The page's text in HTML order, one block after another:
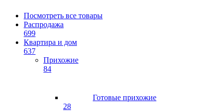
Посмотреть все товары
Распродажа
699
Квартира и дом
637
Прихожие
84
Готовые прихожие
28